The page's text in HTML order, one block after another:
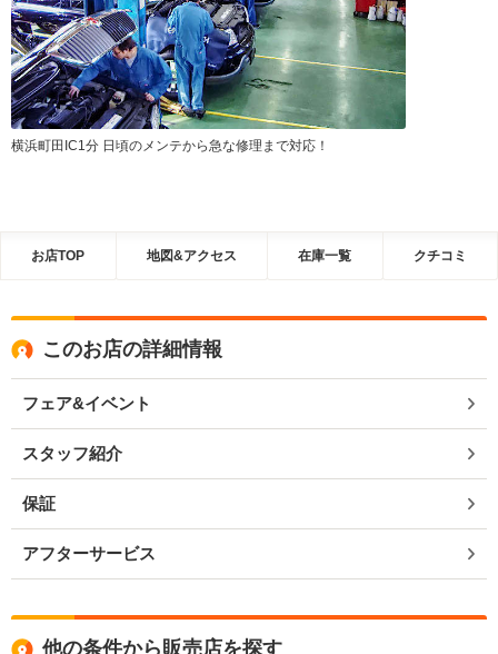
横浜町田IC1分 日頃のメンテから急な修理まで対応！
お店TOP 地図&アクセス 在庫一覧 クチコミ
このお店の詳細情報
フェア&イベント
スタッフ紹介
保証
アフターサービス
他の条件から販売店を探す